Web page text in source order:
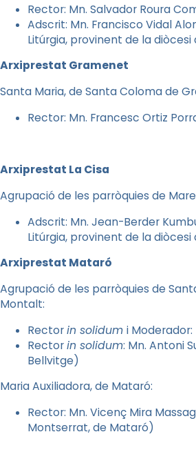
Rector: Mn. Salvador Roura
Adscrit: Mn. Francisco Vidal
Litúrgia, provinent de la
Arxiprestat Gramenet
Santa Maria, de Santa Coloma de
Rector: Mn. Francesc Ortiz
Arxiprestat La Cisa
Agrupació de les parròquies de
Adscrit: Mn. Jean-Berder
Litúrgia, provinent de la
Arxiprestat Mataró
Agrupació de les parròquies de
Montalt:
Rectorin solidum i Moderador:
Rectorin solidum: Mn. Antoni
Bellvitge)
Maria Auxiliadora, de Mataró:
Rector: Mn. Vicenç Mira
Montserrat, de Mataró)